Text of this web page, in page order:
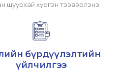
шуурхай хүргэн тээвэрлэнэ.
бүрдүүлэлтийн
үйлчилгээ